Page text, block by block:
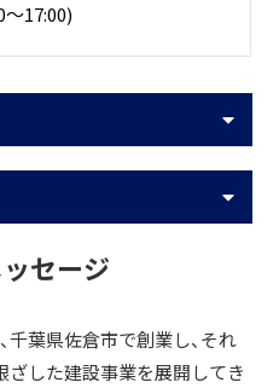
～17:00)
セージ
葉県佐倉市で創業し、それ
ざした建設事業を展開してき